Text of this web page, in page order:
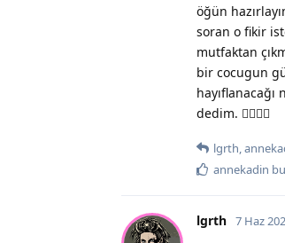
öğün
soran o fikir
mutfaktan
bir cocugun
dedim. 🤦‍♀️🤦‍♀️
lgrth,
annekadin
lgrth 7 Haz